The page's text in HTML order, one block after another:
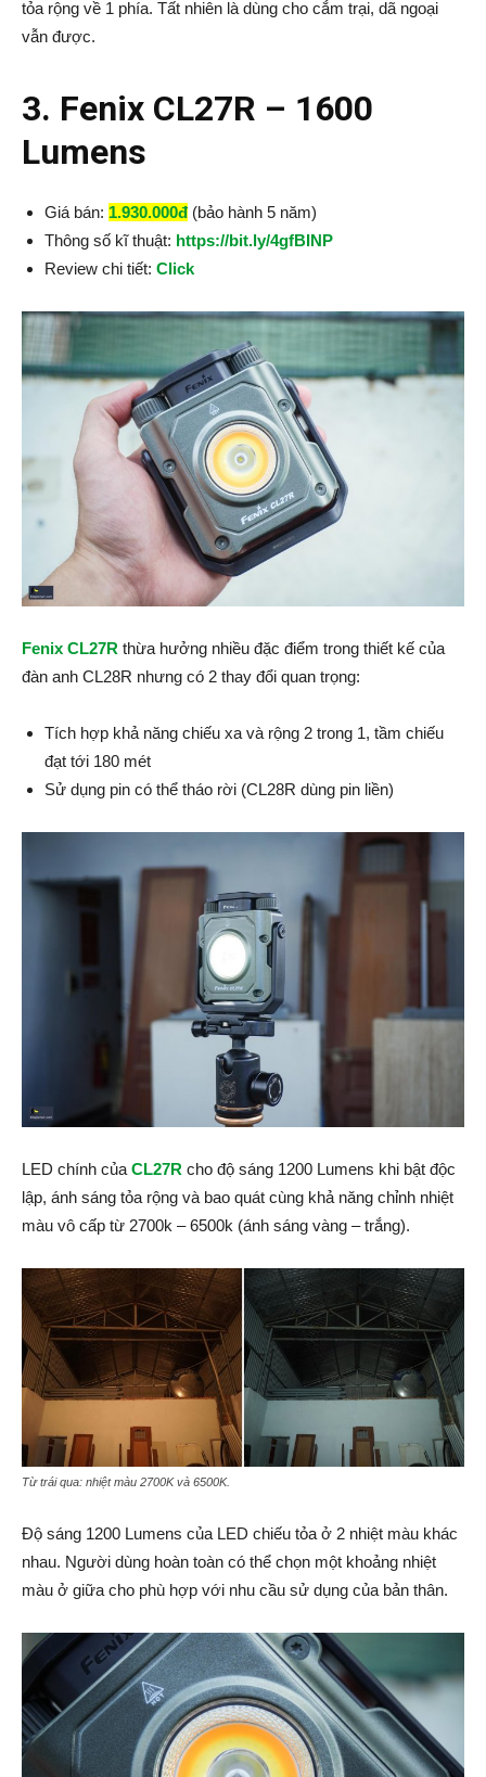
tỏa rộng về 1 phía. Tất nhiên là dùng cho cắm trại, dã ngoại
vẫn được.
3. Fenix CL27R – 1600
Lumens
Giá bán: 1.930.000đ (bảo hành 5 năm)
Thông số kĩ thuật: https://bit.ly/4gfBINP
Review chi tiết: Click
Fenix CL27R thừa hưởng nhiều đặc điểm trong thiết kế của
đàn anh CL28R nhưng có 2 thay đổi quan trọng:
Tích hợp khả năng chiếu xa và rộng 2 trong 1, tầm chiếu
đạt tới 180 mét
Sử dụng pin có thể tháo rời (CL28R dùng pin liền)
LED chính của CL27R cho độ sáng 1200 Lumens khi bật độc
lập, ánh sáng tỏa rộng và bao quát cùng khả năng chỉnh nhiệt
màu vô cấp từ 2700k – 6500k (ánh sáng vàng – trắng).
Từ trái qua: nhiệt màu 2700K và 6500K.
Độ sáng 1200 Lumens của LED chiếu tỏa ở 2 nhiệt màu khác
nhau. Người dùng hoàn toàn có thể chọn một khoảng nhiệt
màu ở giữa cho phù hợp với nhu cầu sử dụng của bản thân.